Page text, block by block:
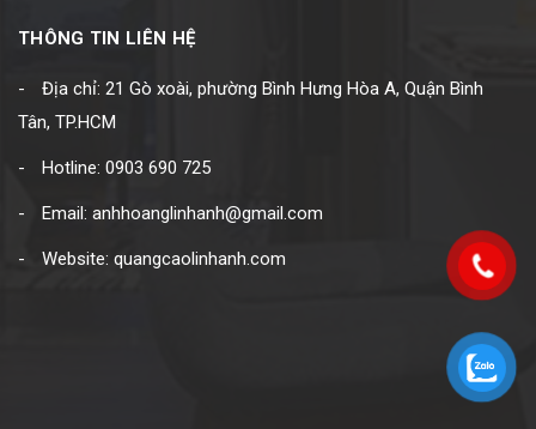
THÔNG TIN LIÊN HỆ
Địa chỉ: 21 Gò xoài, phường Bình Hưng Hòa A, Quận Bình
Tân, TP.HCM
Hotline: 0903 690 725
Email: anhhoanglinhanh@gmail.com
Website: quangcaolinhanh.com